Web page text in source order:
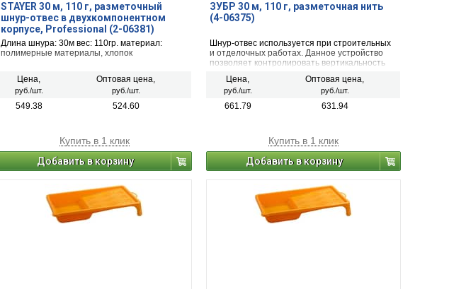
STAYER 30 м, 110 г, разметочный
шнур-отвес в двухкомпонентном
корпусе, Professional (2-06381)
Длина шнура: 30м вес: 110гр. материал:
полимерные материалы, хлопок
Цена,
руб./шт.
Оптовая цена,
руб./шт.
549.38 524.60
Купить в 1 клик
Добавить в корзину
ЗУБР 30 м, 110 г, разметочная нить
(4-06375)
Шнур-отвес используется при строительных
и отделочных работах. Данное устройство
позволяет контролировать вертикальность
длиной 30 м находится в пластмассовом
корпусе, который оснащен механизмом
сматывания.
Цена,
руб./шт.
Оптовая цена,
руб./шт.
661.79 631.94
Купить в 1 клик
Добавить в корзину